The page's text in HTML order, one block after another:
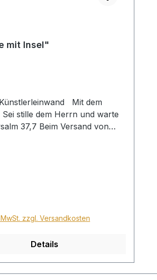
mit Insel"
Mit dem
Sei stille dem Herrn und warte
37,7 Beim Versand von
30€.
zzgl. Versandkosten
Details